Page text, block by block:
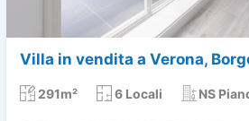
Villa in vendita a Verona,
291m² 6 Locali NS